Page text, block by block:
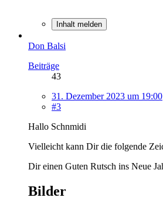
Inhalt melden
Don Balsi
Beiträge
43
31. Dezember 2023 um 19:00
#3
Hallo Schnmidi
Vielleicht kann Dir die folgende
Dir einen Guten Rutsch ins Neue
Bilder